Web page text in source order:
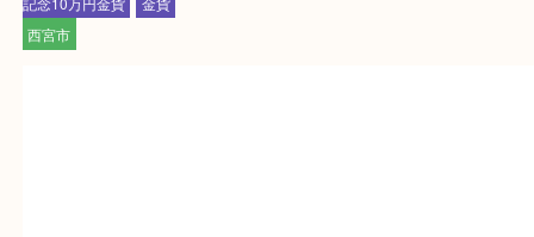
・査定中に外出可能です。ショッピングやランチ等
み下さい。